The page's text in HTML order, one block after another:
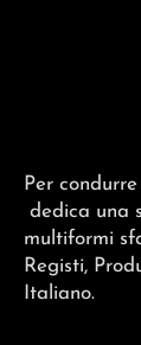
Per
dedica una
multiformi
Registi,
Italiano.